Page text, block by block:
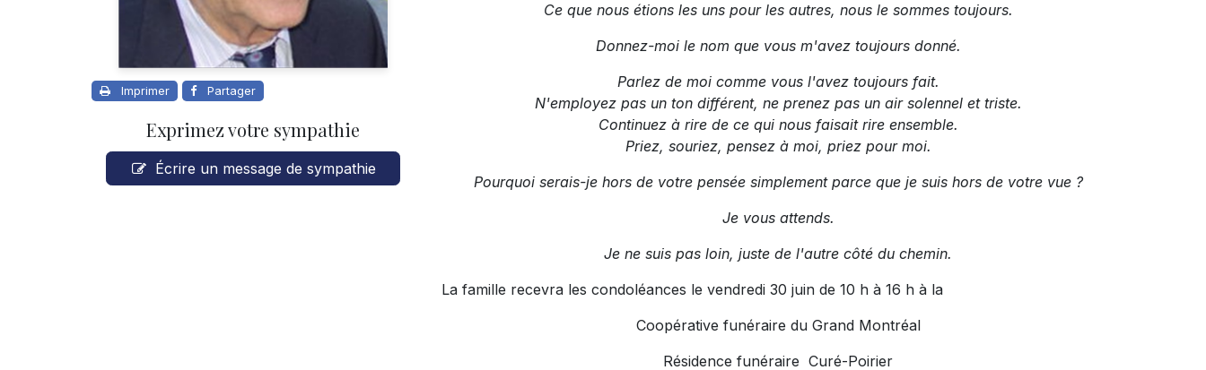
Imprimer Partager
Exprimez votre sympathie
Écrire un message de sympathie
Ce que nous étions les uns pour les autres, nous le sommes toujours.
Donnez-moi le nom que vous m'avez toujours donné.
Parlez de moi comme vous l'avez toujours fait.
N'employez pas un ton différent, ne prenez pas un air solennel et triste.
Continuez à rire de ce qui nous faisait rire ensemble.
Priez, souriez, pensez à moi, priez pour moi.
Pourquoi serais-je hors de votre pensée simplement parce que je suis hors de votre vue ?
Je vous attends.
Je ne suis pas loin, juste de l'autre côté du chemin.
La famille recevra les condoléances le vendredi 30 juin de 10 h à 16 h à la
Coopérative funéraire du Grand Montréal
Résidence funéraire Curé-Poirier